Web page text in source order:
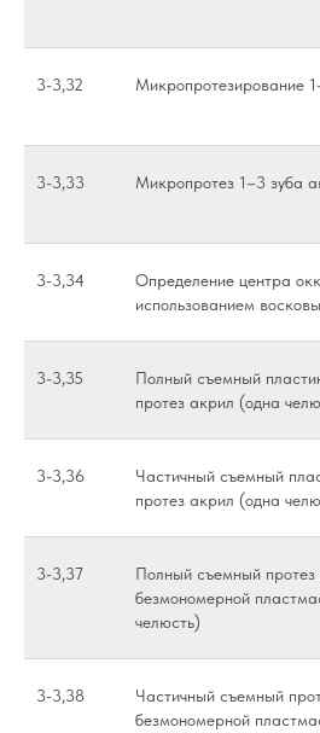
3-3,32 Микропротезирование
3-3,33 Микропротез 1–3 зуба
3-3,34
Определение центра
использованием
3-3,35
Полный съемный
протез акрил (одна
3-3,36
Частичный съемный
протез акрил (одна
3-3,37
Полный съемный протез
безмономерной
челюсть)
3-3,38
Частичный съемный
безмономерной